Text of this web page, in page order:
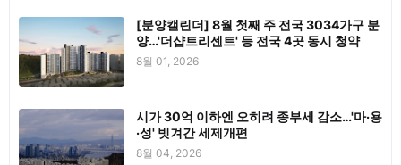
[분양캘린더] 8월 첫째 주 전국 3034가구 분
양…'더샵트리센트' 등 전국 4곳 동시 청약
8월 01, 2026
시가 30억 이하엔 오히려 종부세 감소…'마·용
·성' 빗겨간 세제개편
8월 04, 2026